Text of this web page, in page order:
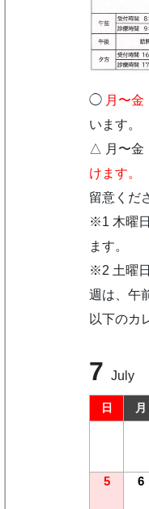
◯ 月〜金
います。
△ 月〜金
けます。
留意くだ
※1 木曜
ます。
※2 土曜
週は、午
以下のカ
7July
日 月
5 6